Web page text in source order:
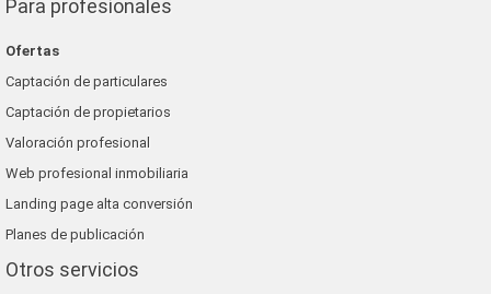
Para profesionales
Ofertas
Captación de particulares
Captación de propietarios
Valoración profesional
Web profesional inmobiliaria
Landing page alta conversión
Planes de publicación
Otros servicios